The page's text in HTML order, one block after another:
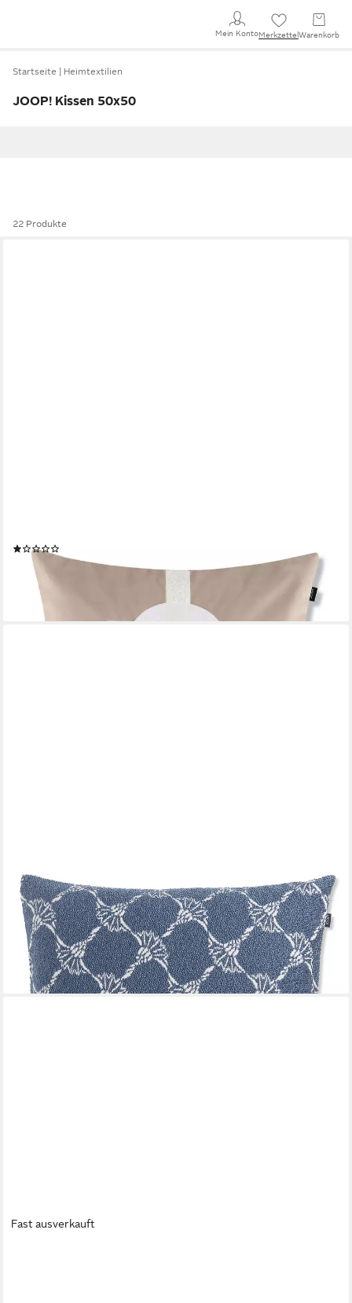
Mein KontoMerkzettel Warenkorb
Startseite Heimtextilien
JOOP! Kissen 50x50
22 Produkte
119,95 €
lieferbar - in 3-4 Werktagen bei dir
JOOP!
Dekokissen JOOP! LIVING - FABRICS OUTDOOR
CORNFLOWER Polsterkissen
89,95 €
lieferbar - in 3-4 Werktagen bei dir
Fast ausverkauft